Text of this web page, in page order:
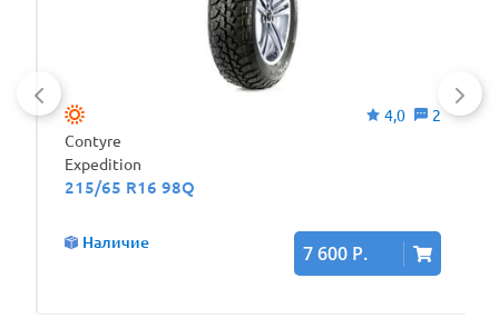
4,0
2
Contyre
Expedition
215/65 R16 98Q
Наличие 7 600 Р.